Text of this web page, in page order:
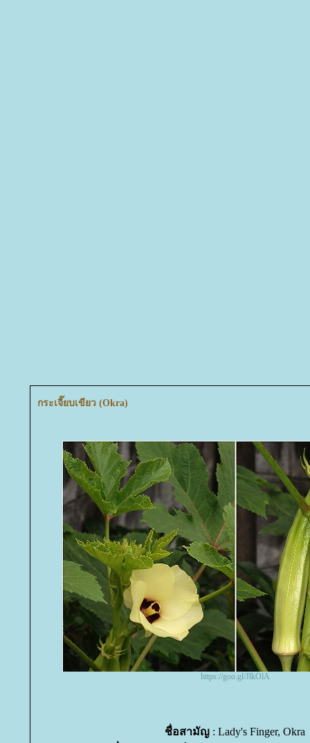
กระเจี๊ยบเขียว (Okra)
https://goo.gl/JlkOlA
ชื่อสามัญ : Lady's Finger, Okra